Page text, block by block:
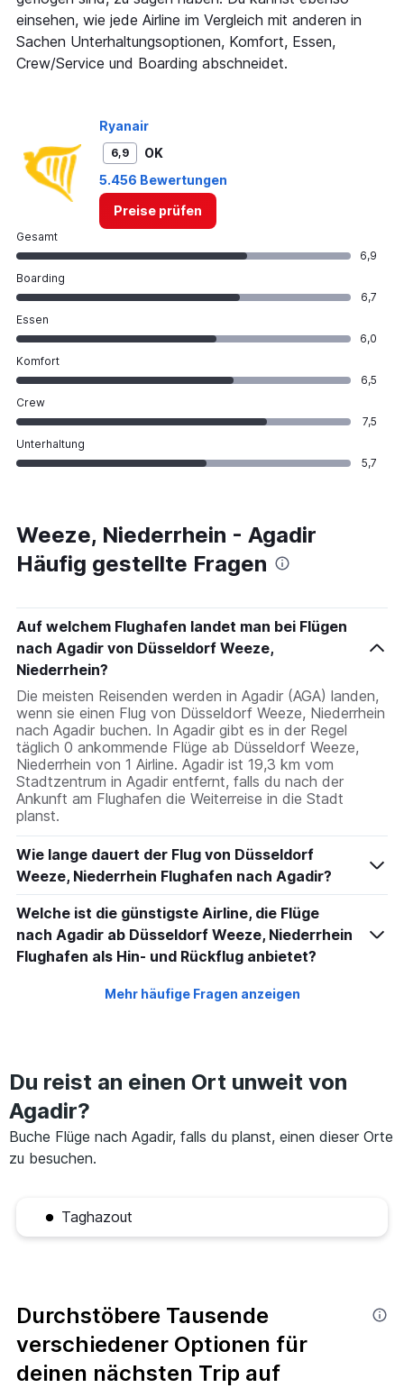
displaying
values.
Range:
0
to
einsehen, wie jede Airline im Vergleich mit anderen in
Sachen Unterhaltungsoptionen, Komfort, Essen,
Crew/Service und Boarding abschneidet.
Ryanair
6,9
OK
5.456 Bewertungen
Preise prüfen
Gesamt
6,9
Boarding
6,7
Essen
6,0
Komfort
6,5
Crew
7,5
Unterhaltung
5,7
Weeze, Niederrhein - Agadir
Häufig gestellte Fragen
Auf welchem Flughafen landet man bei Flügen
nach Agadir von Düsseldorf Weeze,
Niederrhein?
Die meisten Reisenden werden in Agadir (AGA) landen,
wenn sie einen Flug von Düsseldorf Weeze, Niederrhein
nach Agadir buchen. In Agadir gibt es in der Regel
täglich 0 ankommende Flüge ab Düsseldorf Weeze,
Niederrhein von 1 Airline. Agadir ist 19,3 km vom
Stadtzentrum in Agadir entfernt, falls du nach der
Ankunft am Flughafen die Weiterreise in die Stadt
planst.
Wie lange dauert der Flug von Düsseldorf
Weeze, Niederrhein Flughafen nach Agadir?
Welche ist die günstigste Airline, die Flüge
nach Agadir ab Düsseldorf Weeze, Niederrhein
Flughafen als Hin- und Rückflug anbietet?
Mehr häufige Fragen anzeigen
Du reist an einen Ort unweit von
Agadir?
Buche Flüge nach Agadir, falls du planst, einen dieser Orte
zu besuchen.
Taghazout
Durchstöbere Tausende
verschiedener Optionen für
deinen nächsten Trip auf